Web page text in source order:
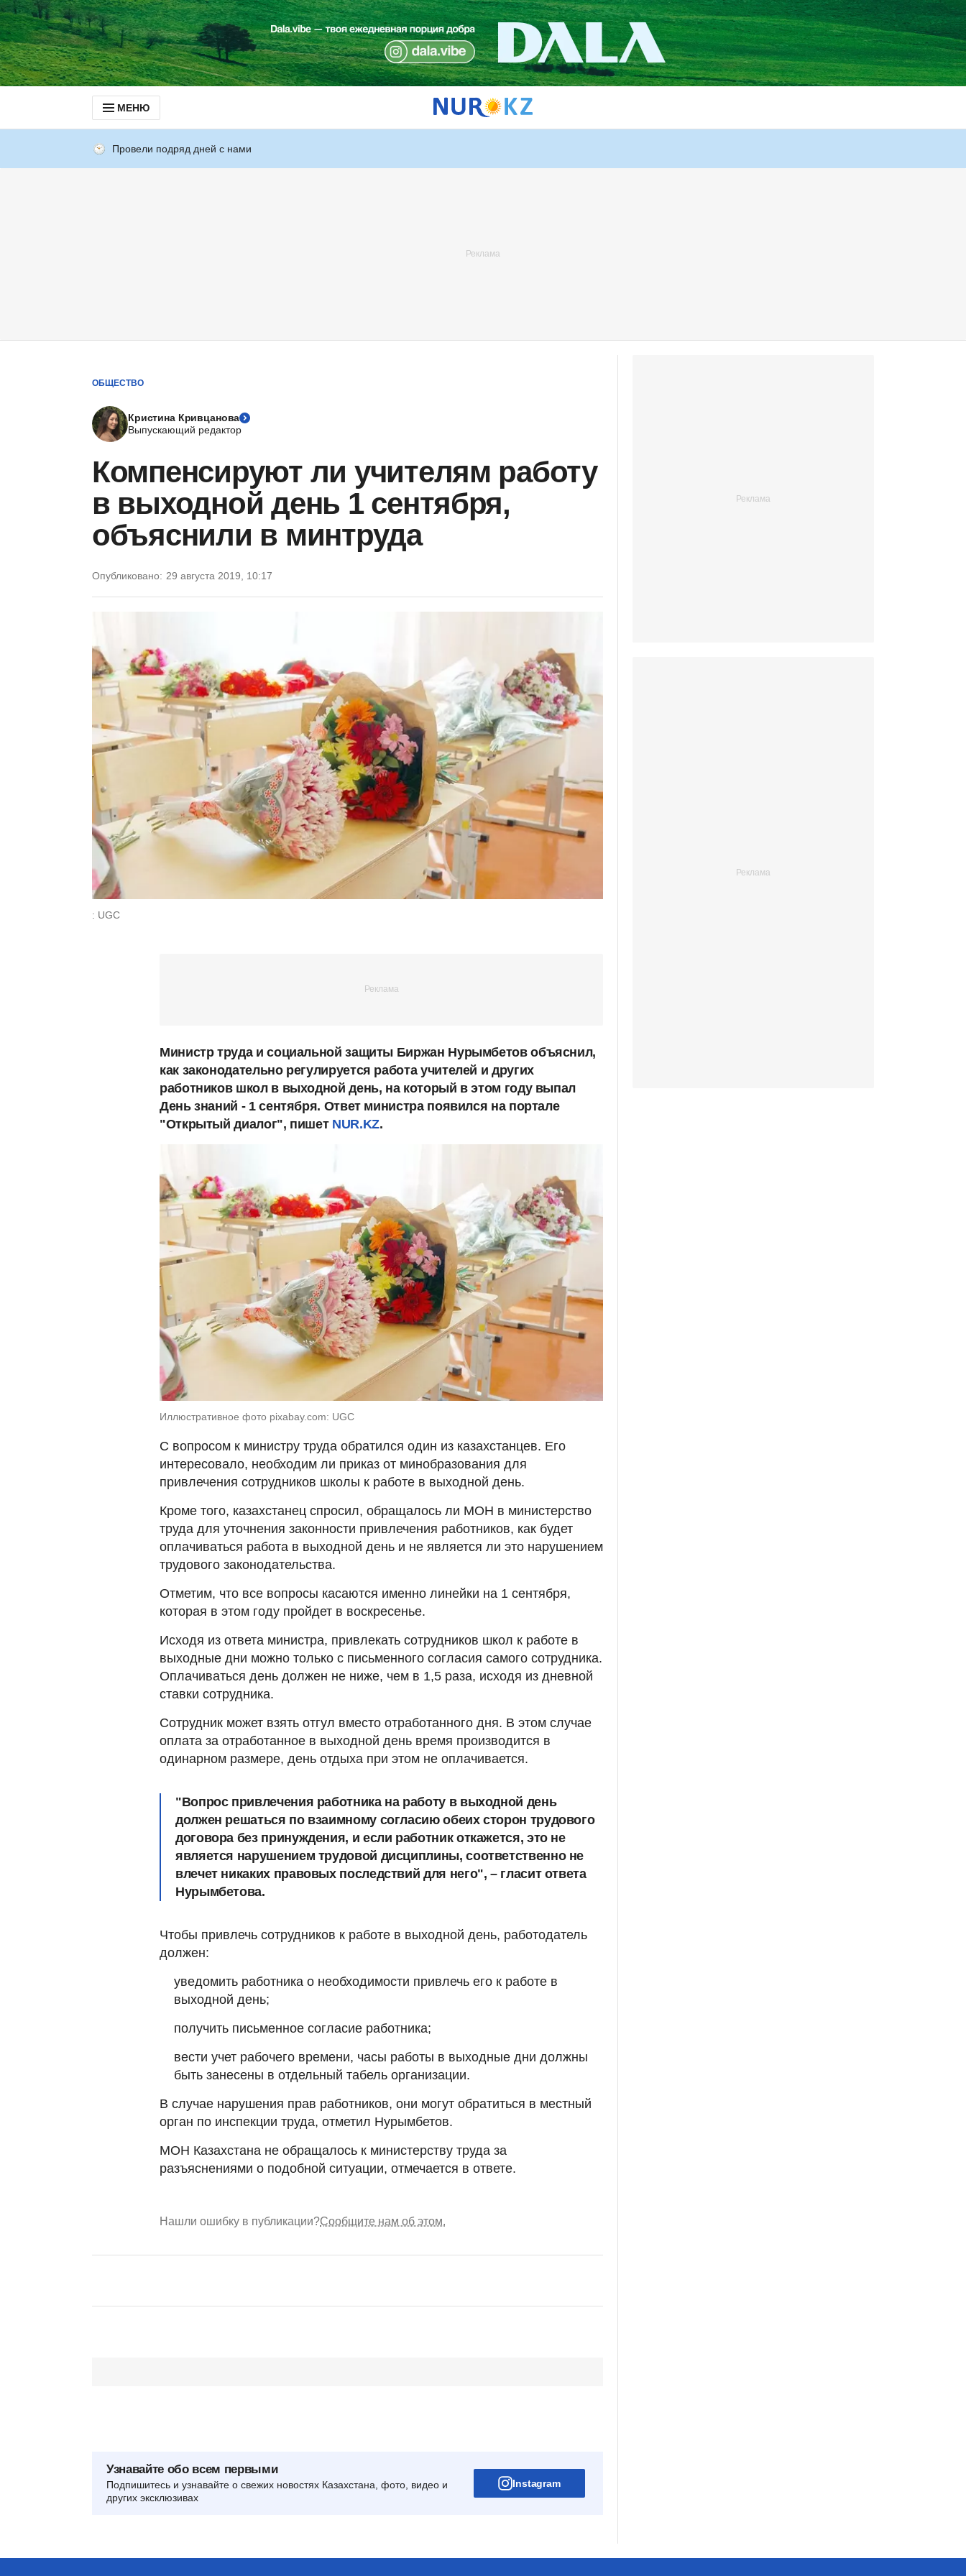
МЕНЮ
Провели подряд дней с нами
ОБЩЕСТВО
Кристина Кривцанова
Выпускающий редактор
Компенсируют ли учителям работу
в выходной день 1 сентября,
объяснили в минтруда
Опубликовано: 29 августа 2019, 10:17
: UGC
Министр труда и социальной защиты Биржан Нурымбетов объяснил,
как законодательно регулируется работа учителей и других
работников школ в выходной день, на который в этом году выпал
День знаний - 1 сентября. Ответ министра появился на портале
"Открытый диалог", пишет NUR.KZ.
Иллюстративное фото pixabay.com: UGC
С вопросом к министру труда обратился один из казахстанцев. Его
интересовало, необходим ли приказ от минобразования для
привлечения сотрудников школы к работе в выходной день.
Кроме того, казахстанец спросил, обращалось ли МОН в министерство
труда для уточнения законности привлечения работников, как будет
оплачиваться работа в выходной день и не является ли это нарушением
трудового законодательства.
Отметим, что все вопросы касаются именно линейки на 1 сентября,
которая в этом году пройдет в воскресенье.
Исходя из ответа министра, привлекать сотрудников школ к работе в
выходные дни можно только с письменного согласия самого сотрудника.
Оплачиваться день должен не ниже, чем в 1,5 раза, исходя из дневной
ставки сотрудника.
Сотрудник может взять отгул вместо отработанного дня. В этом случае
оплата за отработанное в выходной день время производится в
одинарном размере, день отдыха при этом не оплачивается.
"Вопрос привлечения работника на работу в выходной день
должен решаться по взаимному согласию обеих сторон трудового
договора без принуждения, и если работник откажется, это не
является нарушением трудовой дисциплины, соответственно не
влечет никаких правовых последствий для него", – гласит ответа
Нурымбетова.
Чтобы привлечь сотрудников к работе в выходной день, работодатель
должен:
уведомить работника о необходимости привлечь его к работе в
выходной день;
получить письменное согласие работника;
вести учет рабочего времени, часы работы в выходные дни должны
быть занесены в отдельный табель организации.
В случае нарушения прав работников, они могут обратиться в местный
орган по инспекции труда, отметил Нурымбетов.
МОН Казахстана не обращалось к министерству труда за
разъяснениями о подобной ситуации, отмечается в ответе.
Нашли ошибку в публикации?Сообщите нам об этом.
Узнавайте обо всем первыми
Подпишитесь и узнавайте о свежих новостях Казахстана, фото, видео и
других эксклюзивах
Instagram